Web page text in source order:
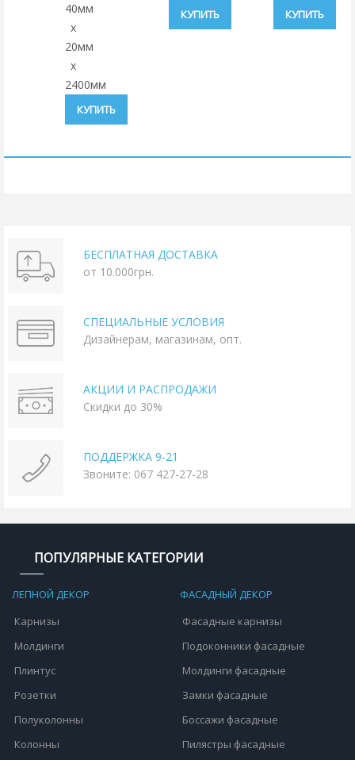
40мм
x
20мм
x
2400мм
КУПИТЬ
КУПИТЬ КУПИТЬ
БЕСПЛАТНАЯ ДОСТАВКА
от 10.000грн.
СПЕЦИАЛЬНЫЕ УСЛОВИЯ
Дизайнерам, магазинам, опт.
АКЦИИ И РАСПРОДАЖИ
Скидки до 30%
ПОДДЕРЖКА 9-21
Звоните: 067 427-27-28
ПОПУЛЯРНЫЕ КАТЕГОРИИ
ЛЕПНОЙ ДЕКОР
Карнизы
Молдинги
Плинтус
Розетки
Полуколонны
Колонны
ФАСАДНЫЙ ДЕКОР
Фасадные карнизы
Подоконники фасадные
Молдинги фасадные
Замки фасадные
Боссажи фасадные
Пилястры фасадные